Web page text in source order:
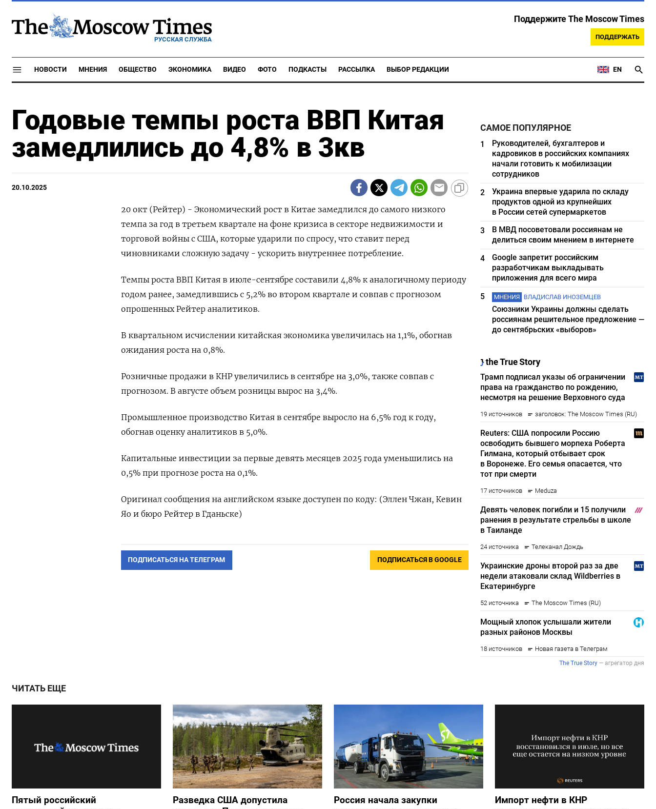
РУССКАЯ СЛУЖБА
Поддержите The Moscow Times
ПОДДЕРЖАТЬ
НОВОСТИ МНЕНИЯ ОБЩЕСТВО ЭКОНОМИКА ВИДЕО ФОТО ПОДКАСТЫ РАССЫЛКА ВЫБОР РЕДАКЦИИ EN
Годовые темпы роста ВВП Китая
замедлились до 4,8% в 3кв
20.10.2025
20 окт (Рейтер) - Экономический рост в Китае замедлился до самого низкого
темпа за год в третьем квартале на фоне кризиса в секторе недвижимости и
торговой войны с США, которые ударили по спросу, что ставит перед
чиновниками сложную задачу - ускорить внутреннее потребление.
Темпы роста ВВП Китая в июле-сентябре составили 4,8% к аналогичному периоду
годом ранее, замедлившись с 5,2% во втором квартале и совпав с прогнозом
опрошенных Рейтер аналитиков.
В квартальном исчислении китайская экономика увеличилась на 1,1%, обогнав
ожидания роста на 0,8%.
Розничные продажи в КНР увеличились в сентябре на 3,0%, также совпав с
прогнозом. В августе объем розницы вырос на 3,4%.
Промышленное производство Китая в сентябре выросло на 6,5% год к году,
обогнав оценку аналитиков в 5,0%.
Капитальные инвестиции за первые девять месяцев 2025 года уменьшились на
0,5% при прогнозе роста на 0,1%.
Оригинал сообщения на английском языке доступен по коду: (Эллен Чжан, Кевин
Яо и бюро Рейтер в Гданьске)
ПОДПИСАТЬСЯ НА ТЕЛЕГРАМ ПОДПИСАТЬСЯ В GOOGLE
САМОЕ ПОПУЛЯРНОЕ
1
Руководителей, бухгалтеров и
кадровиков в российских компаниях
начали готовить к мобилизации
сотрудников
2
Украина впервые ударила по складу
продуктов одной из крупнейших
в России сетей супермаркетов
3
В МВД посоветовали россиянам не
делиться своим мнением в интернете
4
Google запретит российским
разработчикам выкладывать
приложения для всего мира
5
МНЕНИЯ ВЛАДИСЛАВ ИНОЗЕМЦЕВ
Союзники Украины должны сделать
россиянам решительное предложение —
до сентябрьских «выборов»
ЧИТАТЬ ЕЩЕ
Пятый российский
Разведка США допустила
Россия начала закупки
Импорт нефти в КНР